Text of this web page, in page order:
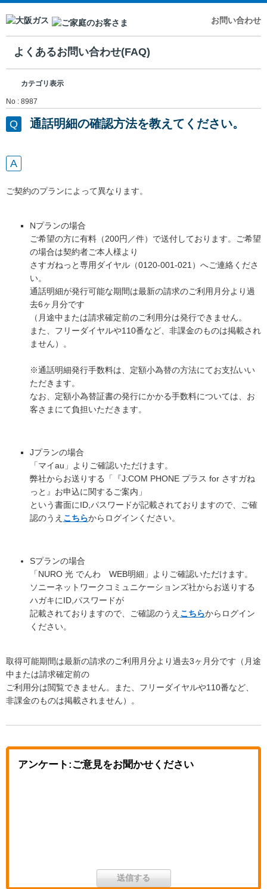
お問い合わせ
よくあるお問い合わせ(FAQ)
カテゴリ表示
No : 8987
通話明細の確認方法を教えてください。
ご契約のプランによって異なります。
Nプランの場合
ご希望の方に有料（200円／件）で送付しております。ご希望
の場合は契約者ご本人様より
さすガねっと専用ダイヤル（0120-001-021）へご連絡くださ
い。
通話明細が発行可能な期間は最新の請求のご利用月分より過
去6ヶ月分です
（月途中または請求確定前のご利用分は発行できません。
また、フリーダイヤルや110番など、非課金のものは掲載され
ません）。
※通話明細発行手数料は、定額小為替の方法にてお支払いい
ただきます。
なお、定額小為替証書の発行にかかる手数料については、お
客さまにて負担いただきます。
Jプランの場合
「マイau」よりご確認いただけます。
弊社からお送りする「『J:COM PHONE プラス for さすガね
っと』お申込に関するご案内」
という書面にID,パスワードが記載されておりますので、ご確
認のうえ こちらからログインください。
Sプランの場合
「NURO 光 でんわ WEB明細」よりご確認いただけます。
ソニーネットワークコミュニケーションズ社からお送りする
ハガキにID,パスワードが
記載されておりますので、ご確認のうえ こちらからログイン
ください。
取得可能期間は最新の請求のご利用月分より過去3ヶ月分です（月途
中または請求確定前の
ご利用分は閲覧できません。また、フリーダイヤルや110番など、
非課金のものは掲載されません）。
アンケート:ご意見をお聞かせください